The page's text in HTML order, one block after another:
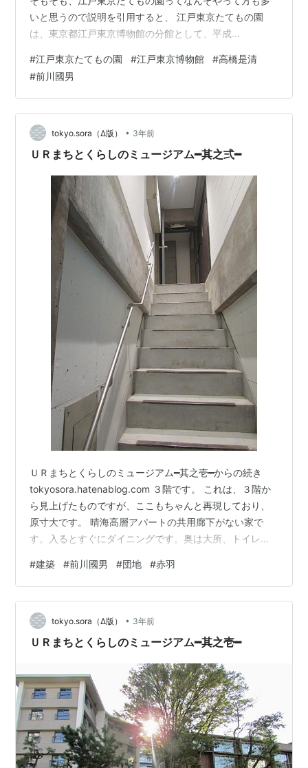
いと思うので説明を引用すると、 江戸東京たてもの園
は、東京都江戸東京博物館の分館として、平成
館です。現地保存が不可能な文化的・歴史的価値の高い
建造物を移築・復元し、保存・展示することにより、貴
重な文化遺産として次代に継承することを目的としてい
ます。江戸時代から昭和中期に、かつて都内にあった住
居や商店など30棟の建物が建ち並び街並みを再現してい
ます。 江戸東京たてもの園｜施設｜公益財団法人…
#江戸東京たてもの園 #江戸東京博物館 #高橋是清
#前川國男
tokyo.sora（Δ版） • 3年前
ＵＲまちとくらしのミュージアム━其之弍━
ＵＲまちとくらしのミュージアム━其之壱━からの続き
tokyosora.hatenablog.com ３階です。 これは、３階か
ら見上げたものですが、ここもちゃんと再現しており、
原寸大です。 晴海高層アパートの共用廊下がない家で
す。入るとすぐにダイニングです。奥は大所、トイレ、
すが、値段は共用廊下のある家の方が高かったそうで
す。３階はこれで終わりで、２階に降りていきます。 ２
階は、多摩平団地テラスハウス（１９５８年）です。ち
なみに、テラスハウスとは、連棟式住宅のことです。つ
まり、１戸建てがつながっている住宅のことです。いわ
#建築 #前川國男 #団地 #赤羽
tokyo.sora（Δ版） • 3年前
ＵＲまちとくらしのミュージアム━其之壱━